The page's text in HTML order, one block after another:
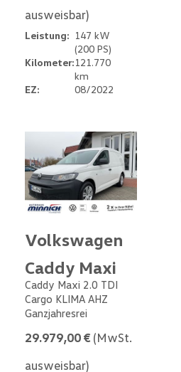
ausweisbar)
Leistung: 147 kW
(200 PS)
Kilometer:121.770
km
EZ:
08/2022
Volkswagen
Caddy Maxi
Caddy Maxi 2.0 TDI
Cargo KLIMA AHZ
Ganzjahresrei
29.979,00 € (MwSt.
ausweisbar)